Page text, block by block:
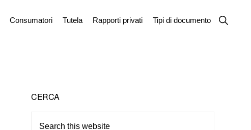
Consumatori Tutela Rapporti privati Tipi di documento
Show
Search
Primary
Sidebar
CERCA